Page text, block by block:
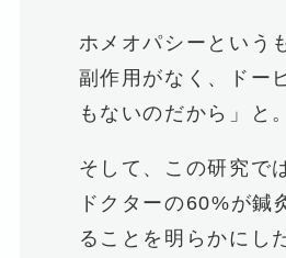
ホメオパシーという
副作用がなく、ドー
もないのだから」と。
そして、この研究で
ドクターの60%が鍼
ることを明らかにし